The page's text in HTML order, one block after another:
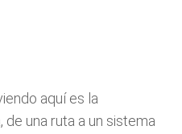
aquí es la
una ruta a un sistema